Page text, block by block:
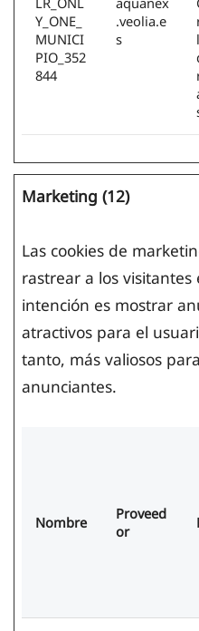
Y_ONE_
MUNICI
PIO_352
844
.veolia.e
s
Marketing (12)
Las cookies de
rastrear a los
intención es mostrar
atractivos para el
tanto, más valiosos
anunciantes.
Nombre
Proveed
or